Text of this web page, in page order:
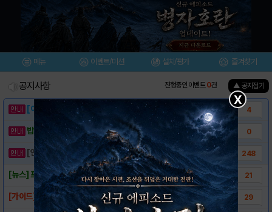
메뉴 이벤트/미션 설치/평가 즐겨찾기
공지사항 진행중인 이벤트0건 ▲ 공지접기
[이벤트] 웃음으로 매일매일 해피! 유머 게시.. 4
밥알이의 헝앱통신 ⑲ “밥알이, 드디어 멀티를.. 0
[안내] 헝그리앱 필수 상식! 밥알 획득 안내.. 248
[뉴스] 프린세스 메이커, 개발진 인터뷰(스포.. 21
[가이드] 프린세스메이커 가이드 29
X